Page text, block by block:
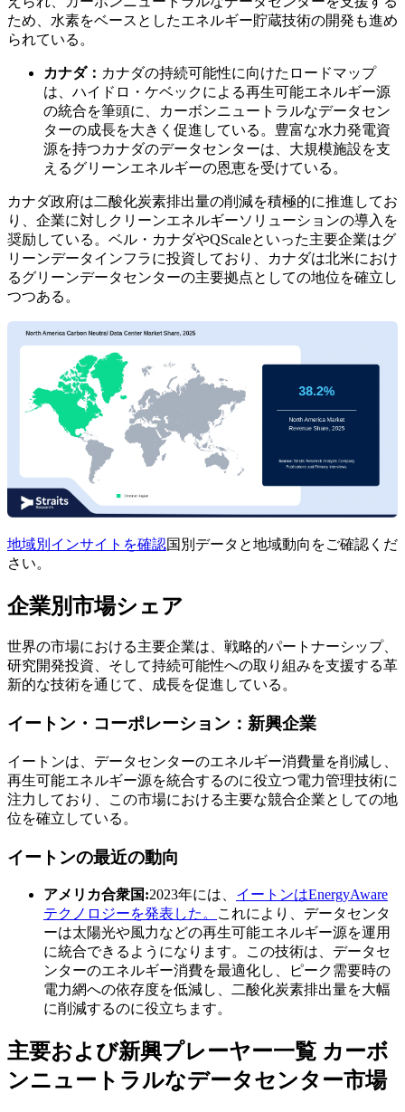
ため、水素をベースとしたエネルギー貯蔵技術の開発も進め
られている。
カナダ： カナダの持続可能性に向けたロードマップ
は、ハイドロ・ケベックによる再生可能エネルギー源
の統合を筆頭に、カーボンニュートラルなデータセン
ターの成長を大きく促進している。豊富な水力発電資
源を持つカナダのデータセンターは、大規模施設を支
えるグリーンエネルギーの恩恵を受けている。
カナダ政府は二酸化炭素排出量の削減を積極的に推進してお
り、企業に対しクリーンエネルギーソリューションの導入を
奨励している。ベル・カナダやQScaleといった主要企業はグ
リーンデータインフラに投資しており、カナダは北米におけ
るグリーンデータセンターの主要拠点としての地位を確立し
つつある。
地域別インサイトを確認国別データと地域動向をご確認くだ
さい。
企業別市場シェア
世界の市場における主要企業は、戦略的パートナーシップ、
研究開発投資、そして持続可能性への取り組みを支援する革
新的な技術を通じて、成長を促進している。
イートン・コーポレーション：新興企業
イートンは、データセンターのエネルギー消費量を削減し、
再生可能エネルギー源を統合するのに役立つ電力管理技術に
注力しており、この市場における主要な競合企業としての地
位を確立している。
イートンの最近の動向
アメリカ合衆国:2023年には、 イートンはEnergyAware
テクノロジーを発表した。
これにより、データセンタ
ーは太陽光や風力などの再生可能エネルギー源を運用
に統合できるようになります。この技術は、データセ
ンターのエネルギー消費を最適化し、ピーク需要時の
電力網への依存度を低減し、二酸化炭素排出量を大幅
に削減するのに役立ちます。
主要および新興プレーヤー一覧 カーボ
ンニュートラルなデータセンター市場